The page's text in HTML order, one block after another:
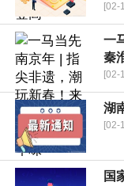
[02-
一
秦
[02-
湖
[02-
国